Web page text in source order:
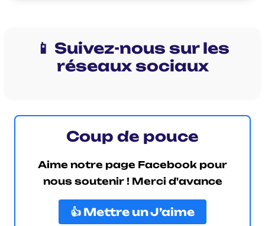
📱 Suivez-nous sur les
réseaux sociaux
Coup de pouce
Aime notre page Facebook pour
nous soutenir ! Merci d'avance
👍 Mettre un J’aime